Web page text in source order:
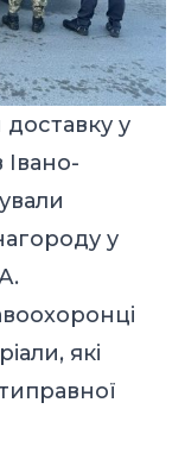
у
у
які